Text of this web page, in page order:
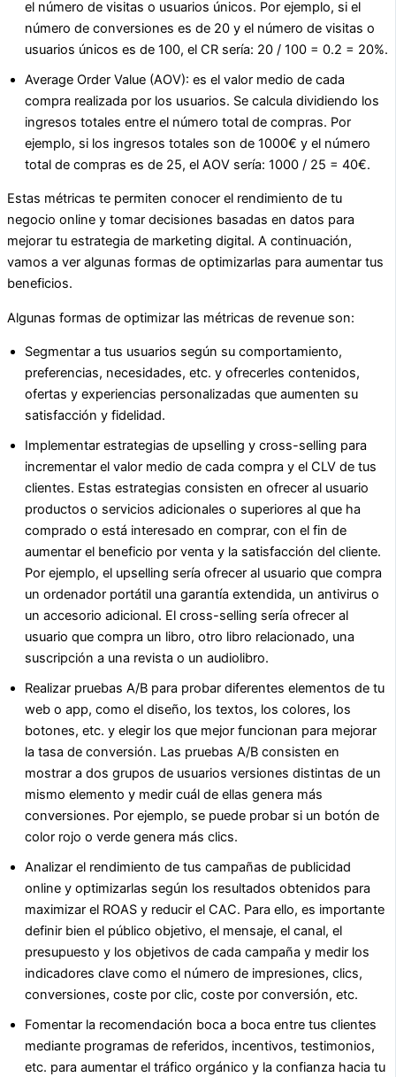
el número de visitas o usuarios únicos. Por ejemplo, si el
número de conversiones es de 20 y el número de visitas o
usuarios únicos es de 100, el CR sería: 20 / 100 = 0.2 = 20%.
Average Order Value (AOV): es el valor medio de cada
compra realizada por los usuarios. Se calcula dividiendo los
ingresos totales entre el número total de compras. Por
ejemplo, si los ingresos totales son de 1000€ y el número
total de compras es de 25, el AOV sería: 1000 / 25 = 40€.
Estas métricas te permiten conocer el rendimiento de tu
negocio online y tomar decisiones basadas en datos para
mejorar tu estrategia de marketing digital. A continuación,
vamos a ver algunas formas de optimizarlas para aumentar tus
beneficios.
Algunas formas de optimizar las métricas de revenue son:
Segmentar a tus usuarios según su comportamiento,
preferencias, necesidades, etc. y ofrecerles contenidos,
ofertas y experiencias personalizadas que aumenten su
satisfacción y fidelidad.
Implementar estrategias de upselling y cross-selling para
incrementar el valor medio de cada compra y el CLV de tus
clientes. Estas estrategias consisten en ofrecer al usuario
productos o servicios adicionales o superiores al que ha
comprado o está interesado en comprar, con el fin de
aumentar el beneficio por venta y la satisfacción del cliente.
Por ejemplo, el upselling sería ofrecer al usuario que compra
un ordenador portátil una garantía extendida, un antivirus o
un accesorio adicional. El cross-selling sería ofrecer al
usuario que compra un libro, otro libro relacionado, una
suscripción a una revista o un audiolibro.
Realizar pruebas A/B para probar diferentes elementos de tu
web o app, como el diseño, los textos, los colores, los
botones, etc. y elegir los que mejor funcionan para mejorar
la tasa de conversión. Las pruebas A/B consisten en
mostrar a dos grupos de usuarios versiones distintas de un
mismo elemento y medir cuál de ellas genera más
conversiones. Por ejemplo, se puede probar si un botón de
color rojo o verde genera más clics.
Analizar el rendimiento de tus campañas de publicidad
online y optimizarlas según los resultados obtenidos para
maximizar el ROAS y reducir el CAC. Para ello, es importante
definir bien el público objetivo, el mensaje, el canal, el
presupuesto y los objetivos de cada campaña y medir los
indicadores clave como el número de impresiones, clics,
conversiones, coste por clic, coste por conversión, etc.
Fomentar la recomendación boca a boca entre tus clientes
mediante programas de referidos, incentivos, testimonios,
etc. para aumentar el tráfico orgánico y la confianza hacia tu